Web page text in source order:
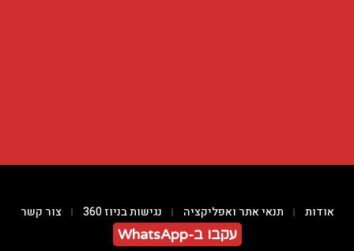
אודות תנאי אתר ואפליקציה נגישות בניוז 360 צור קשר
עקבו ב-WhatsApp